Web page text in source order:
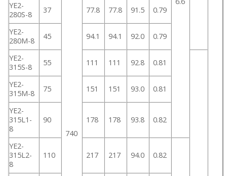
740
YE2-
280S-8
37 77.8 77.8 91.5 0.79
YE2-
280M-8
45 94.1 94.1 92.0 0.79
YE2-
315S-8
55 111 111 92.8 0.81
YE2-
315M-8
75 151 151 93.0 0.81
YE2-
315L1-
8
90 178 178 93.8 0.82
YE2-
315L2-
8
110 217 217 94.0 0.82